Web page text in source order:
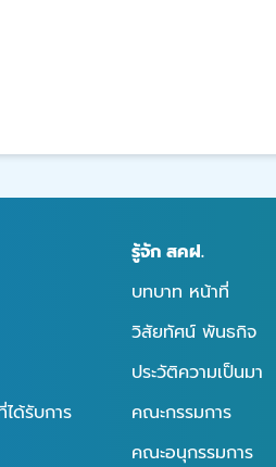
ได้รับการ
รู้จัก สคฝ.
บทบาท หน้าที่
วิสัยทัศน์ พันธกิจ
ประวัติความเป็นมา
คณะกรรมการ
คณะอนุกรรมการ